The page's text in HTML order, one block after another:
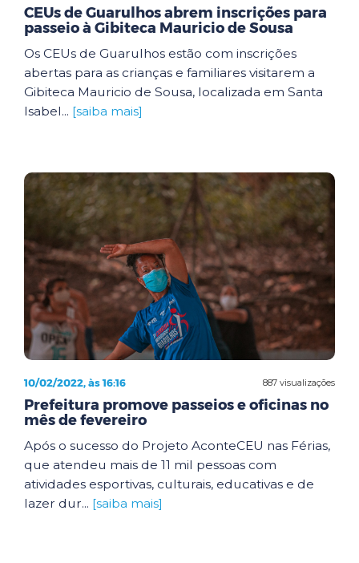
CEUs de Guarulhos abrem inscrições para
passeio à Gibiteca Mauricio de Sousa
Os CEUs de Guarulhos estão com inscrições
abertas para as crianças e familiares visitarem a
Gibiteca Mauricio de Sousa, localizada em Santa
Isabel... [saiba mais]
887 visualizações
10/02/2022, às 16:16
Prefeitura promove passeios e oficinas no
mês de fevereiro
Após o sucesso do Projeto AconteCEU nas Férias,
que atendeu mais de 11 mil pessoas com
atividades esportivas, culturais, educativas e de
lazer dur... [saiba mais]